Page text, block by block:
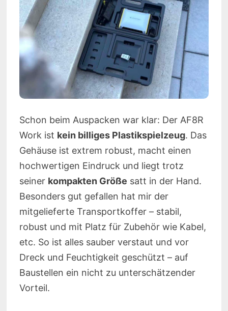
Schon beim Auspacken war klar: Der AF8R
Work ist kein billiges Plastikspielzeug. Das
Gehäuse ist extrem robust, macht einen
hochwertigen Eindruck und liegt trotz
seiner kompakten Größe satt in der Hand.
Besonders gut gefallen hat mir der
mitgelieferte Transportkoffer – stabil,
robust und mit Platz für Zubehör wie Kabel,
etc. So ist alles sauber verstaut und vor
Dreck und Feuchtigkeit geschützt – auf
Baustellen ein nicht zu unterschätzender
Vorteil.